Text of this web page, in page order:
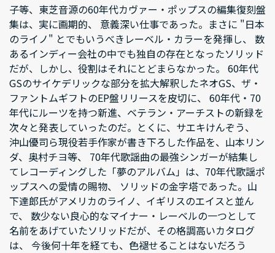
子等、東芝音源の60年代カヴァー・ポップスの編集復刻盤
集は、実に画期的、 意義深い仕事であった。まさに "日本
のライノ" とでもいうべきレーベル・カラーを発揮し、 数
あるインディー会社の中でも独自の存在となったソリッド
だが、しかし、役割はそれにとどまらなかった。 60年代
GSのサイケデリックな部分を拡大解釈したネオGS、ザ・
ファントムギフトのEP盤リリースを皮切に、 60年代・70
年代にルーツを持つ新進、ベテラン・アーチストの新録を
次々と発表していったのだ。とくに、サエキけんぞう、
沖山優司ら現役若手作家が書き下ろした作品を、山本リン
ダ、奥村チヨ等、 70年代歌謡曲の最強シンガーが結集し
てレコーディングした「夢のアルバム」は、70年代歌謡ポ
ップスへの愛情の賜物、 ソリッドの金字塔であった。山
下達郎氏がアメリカのライノ、イギリスのエイスと並ん
で、 数少ない良心的なマイナー・レーベルの一つとして
名前をあげていたソリッドだが、その格調高いカタログ
は、 今後何十年を経ても、色褪せることはないだろう